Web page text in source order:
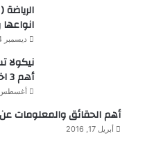
ديسمبر 14, 2015
نيكولا
أهم 3 اختراعات
أغسطس 12,
أهم الحقائق والمعلومات
أبريل 17, 2016